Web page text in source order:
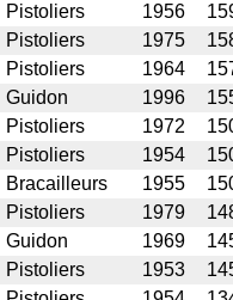
Pistoliers 1956
Pistoliers 1975
Pistoliers 1964
Guidon 1996
Pistoliers 1972
Pistoliers 1954
Bracailleurs 1955
Pistoliers 1979
Guidon 1969
Pistoliers 1953